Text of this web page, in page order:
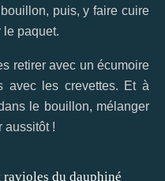
puis, y faire cuire
le paquet.
retirer avec un écumoire
avec les crevettes. Et à
le bouillon, mélanger
aussitôt !